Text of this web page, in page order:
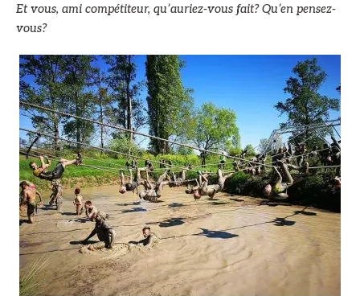
Et vous, ami compétiteur, qu’auriez-vous fait? Qu’en pensez-
vous?